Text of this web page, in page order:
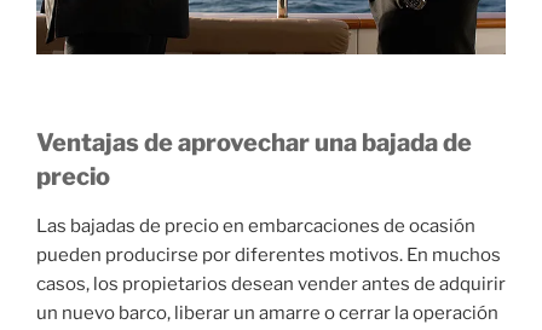
Ventajas de aprovechar una bajada de
precio
Las bajadas de precio en embarcaciones de ocasión
pueden producirse por diferentes motivos. En muchos
casos, los propietarios desean vender antes de adquirir
un nuevo barco, liberar un amarre o cerrar la operación